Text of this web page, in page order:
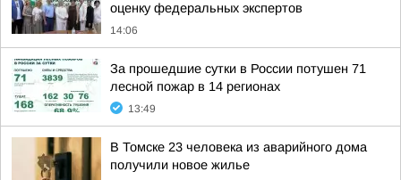
оценку федеральных экспертов
14:06
За прошедшие сутки в России потушен 71
лесной пожар в 14 регионах
13:49
В Томске 23 человека из аварийного дома
получили новое жилье